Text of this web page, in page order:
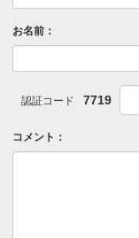
お名前：
認証コード 7719
コメント：